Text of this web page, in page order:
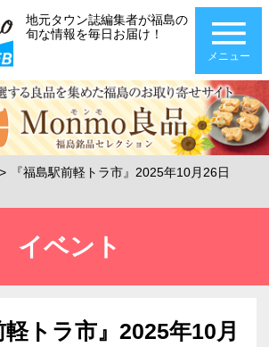
地元タウン誌編集者が福島の
旬な情報を毎日お届け！
メニュー
『福島駅前軽トラ市』2025年10月26日
イベント
軽トラ市』2025年10月